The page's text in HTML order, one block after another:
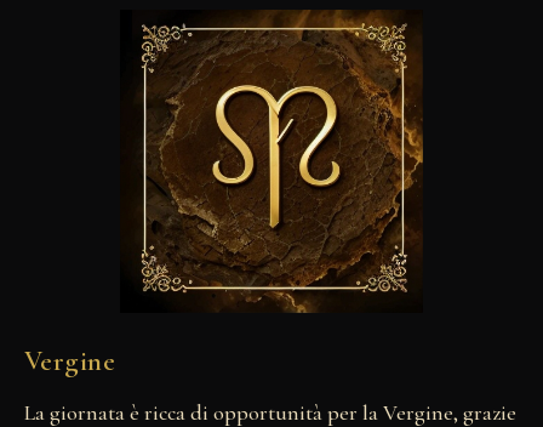
Vergine
La giornata è ricca di opportunità per la Vergine, grazie